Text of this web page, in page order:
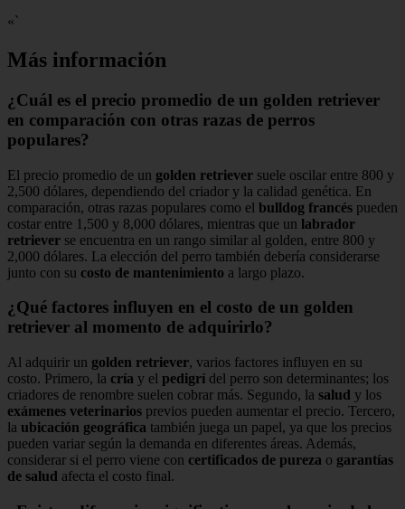
«`
Más información
¿Cuál es el precio promedio de un golden retriever
en comparación con otras razas de perros
populares?
El precio promedio de un golden retriever suele oscilar entre 800 y
2,500 dólares, dependiendo del criador y la calidad genética. En
comparación, otras razas populares como el bulldog francés pueden
costar entre 1,500 y 8,000 dólares, mientras que un labrador
retriever se encuentra en un rango similar al golden, entre 800 y
2,000 dólares. La elección del perro también debería considerarse
junto con su costo de mantenimiento a largo plazo.
¿Qué factores influyen en el costo de un golden
retriever al momento de adquirirlo?
Al adquirir un golden retriever, varios factores influyen en su
costo. Primero, la cría y el pedigrí del perro son determinantes; los
criadores de renombre suelen cobrar más. Segundo, la salud y los
exámenes veterinarios previos pueden aumentar el precio. Tercero,
la ubicación geográfica también juega un papel, ya que los precios
pueden variar según la demanda en diferentes áreas. Además,
considerar si el perro viene con certificados de pureza o garantías
de salud afecta el costo final.